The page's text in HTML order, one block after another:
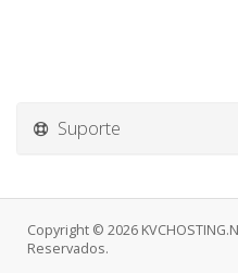
Suporte
Copyright © 2026
Reservados.